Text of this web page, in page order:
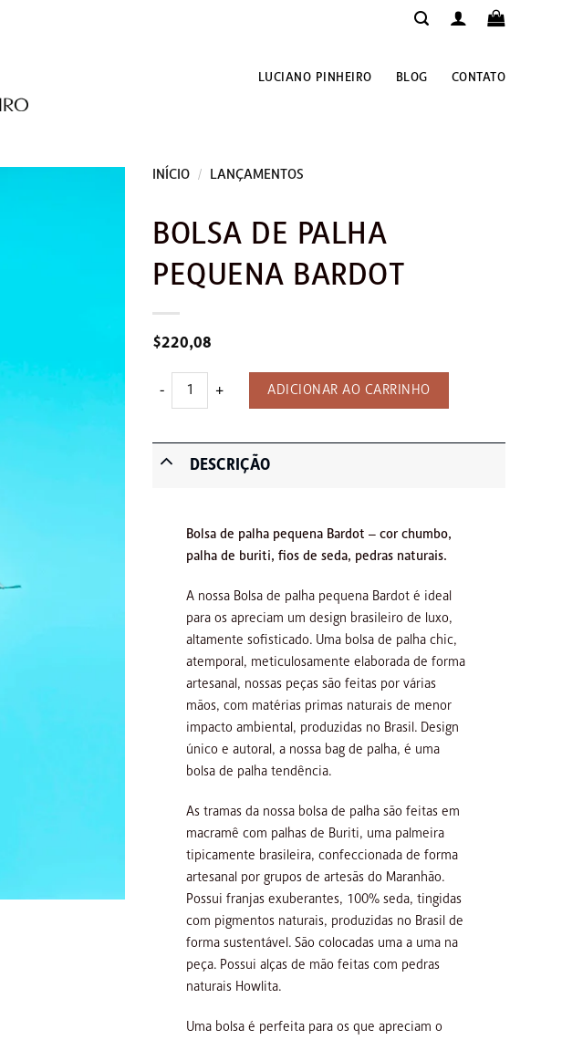
LUCIANO PINHEIRO BLOG CONTATO
INÍCIO / LANÇAMENTOS
BOLSA DE PALHA
PEQUENA BARDOT
$220,08
Bolsa de palha pequena Bardot quantidade
ADICIONAR AO CARRINHO
DESCRIÇÃO
Bolsa de palha pequena Bardot – cor chumbo,
palha de buriti, fios de seda, pedras naturais.
A nossa Bolsa de palha pequena Bardot é ideal
para os apreciam um design brasileiro de luxo,
altamente sofisticado. Uma bolsa de palha chic,
atemporal, meticulosamente elaborada de forma
artesanal, nossas peças são feitas por várias
mãos, com matérias primas naturais de menor
impacto ambiental, produzidas no Brasil. Design
único e autoral, a nossa bag de palha, é uma
bolsa de palha tendência.
As tramas da nossa bolsa de palha são feitas em
macramê com palhas de Buriti, uma palmeira
tipicamente brasileira, confeccionada de forma
artesanal por grupos de artesãs do Maranhão.
Possui franjas exuberantes, 100% seda, tingidas
com pigmentos naturais, produzidas no Brasil de
forma sustentável. São colocadas uma a uma na
peça. Possui alças de mão feitas com pedras
naturais Howlita.
Uma bolsa é perfeita para os que apreciam o